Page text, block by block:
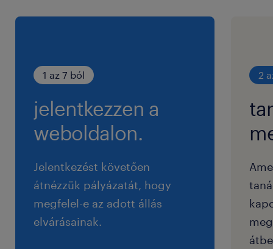
1 az 7 ból
jelentkezzen a
weboldalon.
Jelentkezést követően
átnézzük pályázatát, hogy
megfelel-e az adott állás
elvárásainak.
2